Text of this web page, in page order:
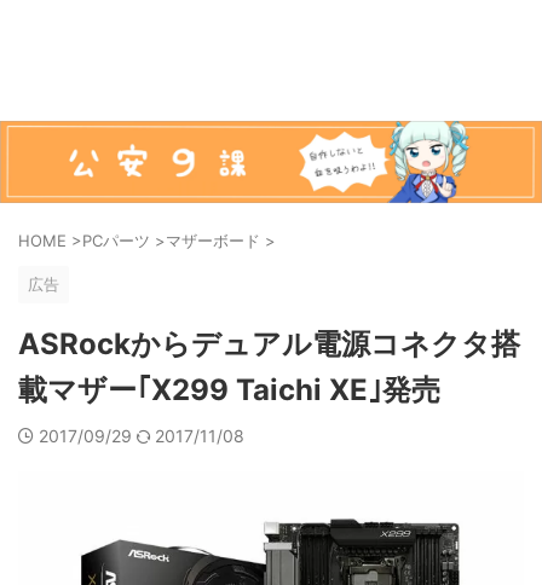
HOME >PCパーツ >マザーボード >
広告
ASRockからデュアル電源コネクタ搭
載マザー｢X299 Taichi XE｣発売
2017/09/29 2017/11/08